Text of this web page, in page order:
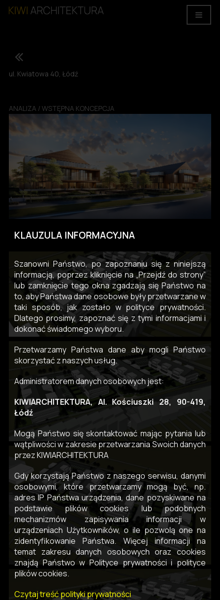
ul. Kwiatowa 40, Łódź
ANALIZA / WSTĘPNA KONCEPCJA
KLAUZULA INFORMACYJNA
Szanowni Państwo, po zapoznaniu się z niniejszą
informacją, poprzez kliknięcie na „Przejdź do strony”
lub zamknięcie tego okna zgadzają się Państwo na
to, aby Państwa dane osobowe były przetwarzane w
taki sposób, jak zostało w polityce prywatności.
Dlatego prosimy, zapoznać się z tymi informacjami i
dokonać świadomego wyboru.
Przetwarzamy Państwa dane aby mogli Państwo
skorzystać z naszych usług.
Administratorem danych osobowych jest:
KIWIARCHITEKTURA, Al. Kościuszki 28, 90-419,
Łódź
Mogą Państwo się skontaktować mając pytania lub
wątpliwości w zakresie przetwarzania Swoich danych
przez KIWIARCHITEKTURA
Gdy korzystają Państwo z naszego serwisu, danymi
osobowymi, które przetwarzamy mogą być, np.
adres IP Państwa urządzenia, dane pozyskiwane na
podstawie plików cookies lub podobnych
mechanizmów zapisywania informacji w
urządzeniach Użytkowników, o ile pozwolą one na
zidentyfikowanie Państwa. Więcej informacji na
temat zakresu danych osobowych oraz cookies
znajdą Państwo w Polityce prywatności i polityce
plików cookies.
Czytaj treść polityki prywatności